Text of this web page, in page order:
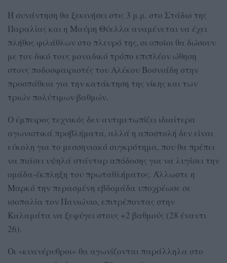
Η συνάντηση θα ξεκινήσει στις 3 μ.μ. στο Στάδιο της
Παραλίας και η Μαύρη Θύελλα αναμένεται να έχει
πλήθος φιλάθλων στο πλευρό της, οι οποίοι θα δώσουν
με τον δικό τους μοναδικό τρόπο επιπλέον ώθηση
στους ποδοσφαιριστές του Αλέκου Βοσνιάδη στην
προσπάθεια για την κατάκτηση της νίκης και των
τριών πολύτιμων βαθμών.
Ο έμπειρος τεχνικός δεν αντιμετωπίζει ιδιαίτερα
αγωνιστικά προβλήματα, αλλά η αποστολή δεν είναι
εύκολη για το μεσσηνιακό συγκρότημα, που θα πρέπει
να πιάσει υψηλά στάνταρ απόδοσης για να λυγίσει την
ομάδα-έκπληξη του πρωταθλήματος. Άλλωστε η
Μαρκό την περασμένη εβδομάδα υποχρέωσε σε
ισοπαλία τον Πανιώνιο, επιτρέποντας στην
Καλαμάτα να ξεφύγει στους +2 βαθμούς (28 έναντι
26).
Οι «κυανέρυθροι» θα αγωνίζονται παράλληλα στο